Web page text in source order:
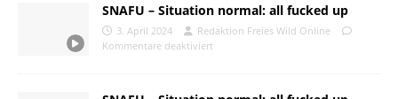
SNAFU – Situation normal: all fucked up
3. April 2024
Redaktion Freies Wild Online
Kommentare deaktiviert